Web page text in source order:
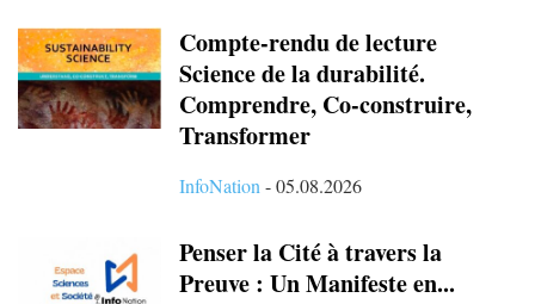
Compte-rendu de lecture
Science de la durabilité.
Comprendre, Co-construire,
Transformer
InfoNation -05.08.2026
Penser la Cité à travers la
Preuve : Un Manifeste en...